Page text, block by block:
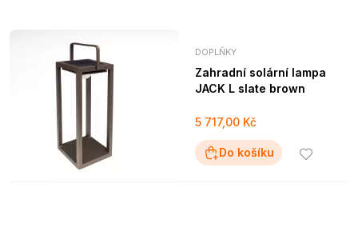
DOPLŇKY
Zahradní solární lampa
JACK L slate brown
5 717,00 Kč
Do košíku